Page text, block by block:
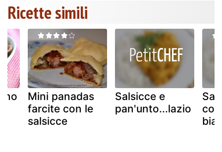
Ricette simili
Mini panadas
farcite con le
salsicce
Salsicce e
pan'unto...lazio